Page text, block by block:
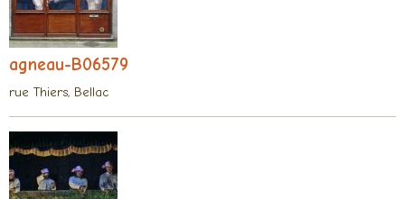
agneau-B06579
rue Thiers, Bellac